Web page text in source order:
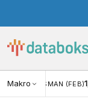
Makro
USD/IDR 17.653